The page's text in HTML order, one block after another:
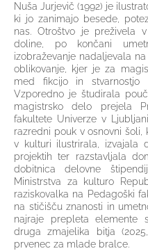
Nuša Jurjevič (1992) je
ki jo zanimajo besede,
nas. Otroštvo je preživela
doline, po končani
izobraževanje nadaljevala
oblikovanje, kjer je za
med fikcijo in stvarnostjo
Vzporedno je študirala
magistrsko delo prejela
fakultete Univerze v
razredni pouk v osnovni šoli,
v kulturi ilustrirala, izvajala
projektih ter razstavljala
dobitnica delovne
Ministrstva za kulturo
raziskovalka na Pedagoški
na stičišču znanosti in
najraje prepleta elemente
druga zmajelika bitja
prvenec za mlade bralce.